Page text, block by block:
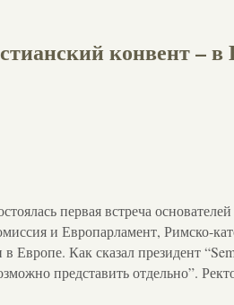
конвент – в
первая встреча
и Европарламент, Римско-
в Европе. Как сказал президент
представить отдельно”.